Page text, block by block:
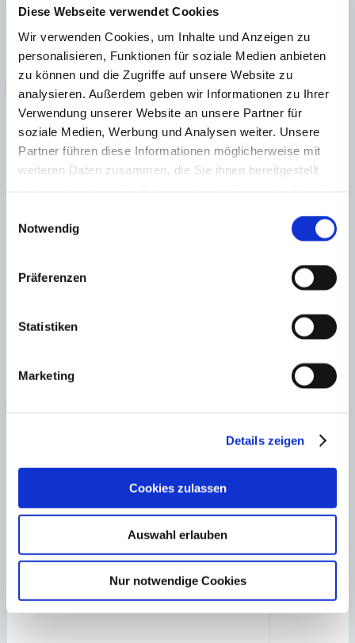
Diese Webseite verwendet Cookies
Wir verwenden Cookies, um Inhalte und Anzeigen zu
personalisieren, Funktionen für soziale Medien anbieten
zu können und die Zugriffe auf unsere Website zu
analysieren. Außerdem geben wir Informationen zu Ihrer
Verwendung unserer Website an unsere Partner für
soziale Medien, Werbung und Analysen weiter. Unsere
Partner führen diese Informationen möglicherweise mit
weiteren Daten zusammen, die Sie ihnen bereitgestellt
Notwendig
Präferenzen
Statistiken
Marketing
Details zeigen
Cookies zulassen
Auswahl erlauben
Nur notwendige Cookies
Steuern beim Immobilienkauf auf Mallorca!
Zuständiges Büro
OFICINA CENTRAL SANTA PONSA +34 - 971 695 255
Haftungs- und Courtageklausel
Alle Angaben basieren auf Informationen und Daten, die uns vom
Verkäufer/Auftraggeber zur Verfügung gestellt wurden. Minkner &
und Aktualität der Angaben und Legalität der Immobilie. Die
angegebenen Preise enthalten nicht die vom Käufer zu tragenden
Auf 124 Seiten finden Sie die aktuellen Immobilien-Angebote.
Fantastisch gelegene